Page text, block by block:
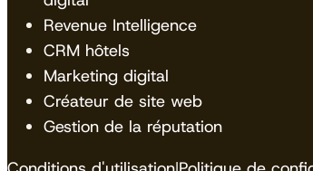
Revenue Intelligence
CRM hôtels
Marketing digital
Créateur de site web
Gestion de la réputation